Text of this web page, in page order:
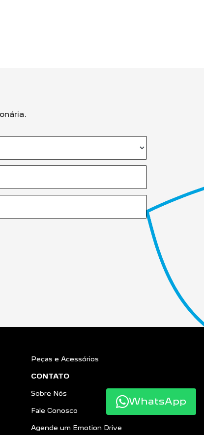
Peças e Acessórios
CONTATO
Sobre Nós
Fale Conosco
Agende um Emotion Drive
WhatsApp